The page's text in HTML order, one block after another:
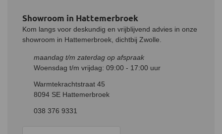
instellingen? Gebruik dan de meegeleverde afstandsbediening.
Showroom in Hattemerbroek
Kom langs voor deskundig en vrijblijvend advies in onze
showroom in Hattemerbroek, dichtbij Zwolle.
maandag t/m zaterdag op afspraak
Woensdag t/m vrijdag: 09:00 - 17:00 uur
Warmtekrachtstraat 45
8094 SE Hattemerbroek
038 376 9331